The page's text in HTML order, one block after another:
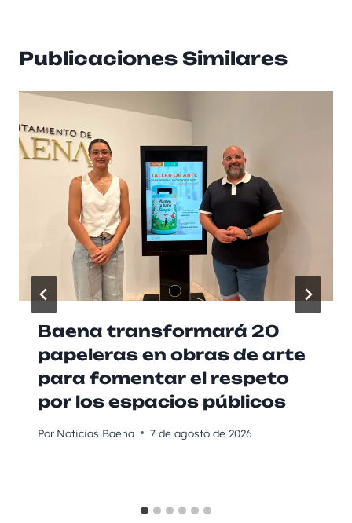
Publicaciones Similares
Baena transformará 20
papeleras en obras de arte
para fomentar el respeto
por los espacios públicos
Por Noticias Baena 7 de agosto de 2026